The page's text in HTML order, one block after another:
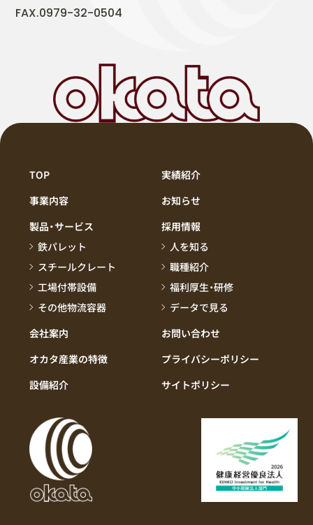
FAX.0979-32-0504
TOP
事業内容
製品・サービス
鉄パレット
スチールクレート
工場付帯設備
その他物流容器
会社案内
オカタ産業の特徴
設備紹介
実績紹介
お知らせ
採用情報
人を知る
職種紹介
福利厚生・研修
データで見る
お問い合わせ
プライバシーポリシー
サイトポリシー